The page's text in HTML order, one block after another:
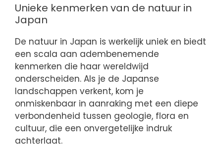
Unieke kenmerken van de natuur in
Japan
De natuur in Japan is werkelijk uniek en biedt
een scala aan adembenemende
kenmerken die haar wereldwijd
onderscheiden. Als je de Japanse
landschappen verkent, kom je
onmiskenbaar in aanraking met een diepe
verbondenheid tussen geologie, flora en
cultuur, die een onvergetelijke indruk
achterlaat.